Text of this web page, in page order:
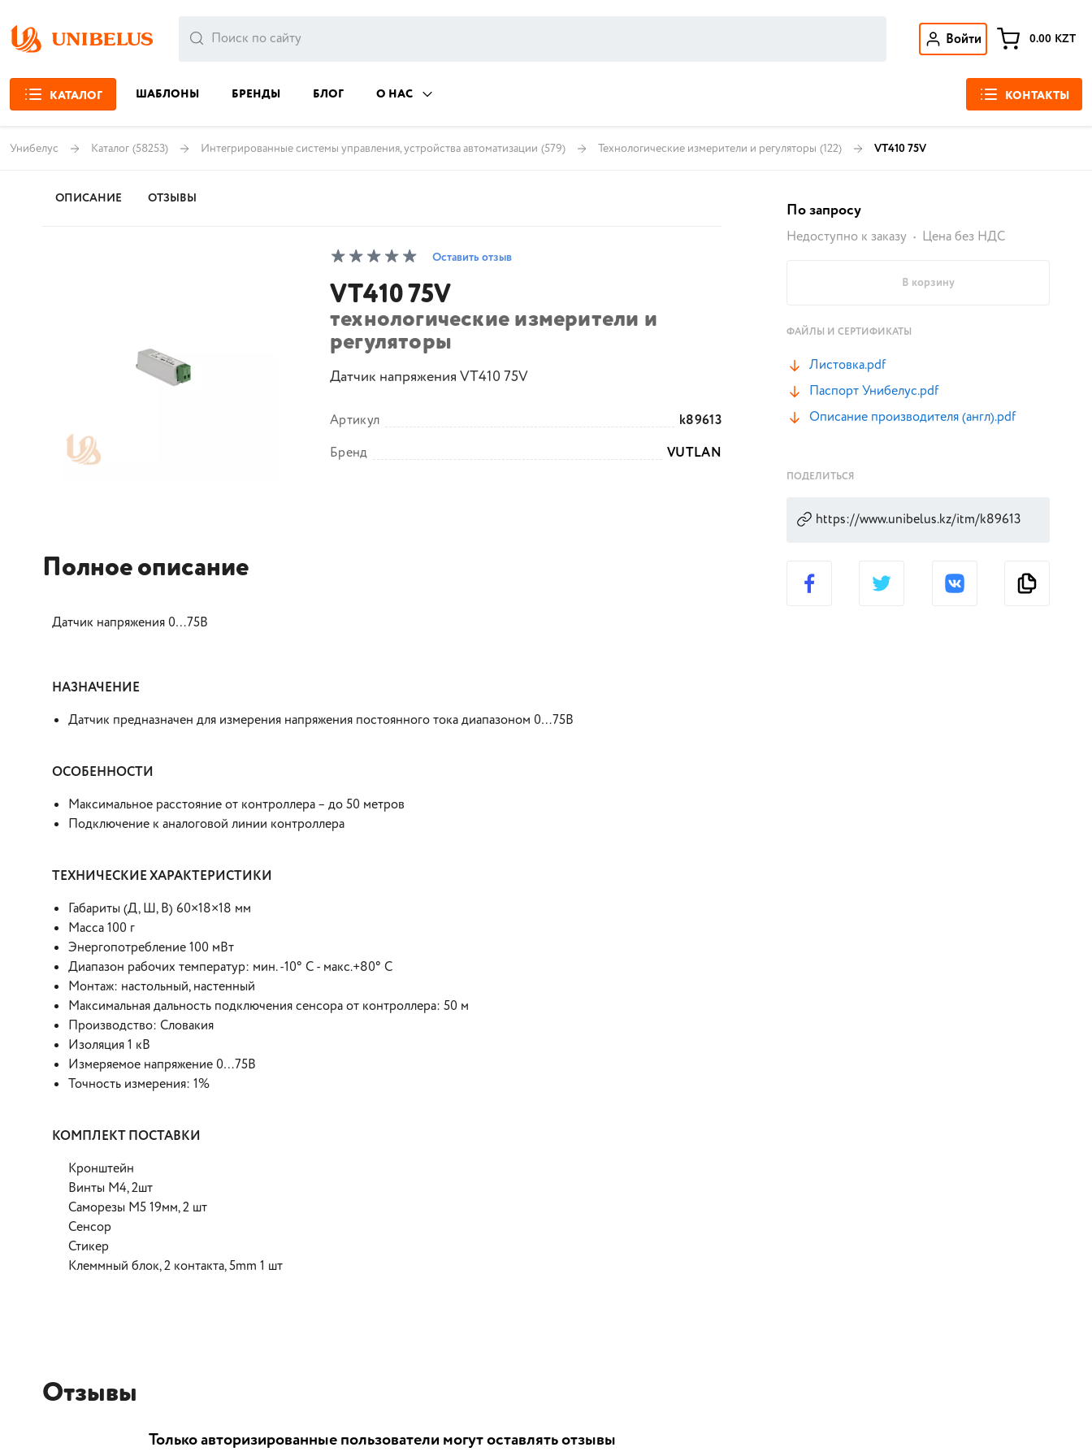
Войти 0.00 KZT
КАТАЛОГ ШАБЛОНЫ БРЕНДЫ БЛОГ О НАС КОНТАКТЫ
Унибелус Каталог (58253) Интегрированные системы управления, устройства автоматизации (579) Технологические измерители и регуляторы (122) VT410 75V
ОПИСАНИЕ ОТЗЫВЫ
Оставить отзыв
VT410 75V
технологические измерители и
регуляторы
Датчик напряжения VT410 75V
Артикул
k89613
Бренд
VUTLAN
Полное описание
Датчик напряжения 0…75В
НАЗНАЧЕНИЕ
Датчик предназначен для измерения напряжения постоянного тока диапазоном 0…75В
ОСОБЕННОСТИ
Максимальное расстояние от контроллера – до 50 метров
Подключение к аналоговой линии контроллера
ТЕХНИЧЕСКИЕ ХАРАКТЕРИСТИКИ
Габариты (Д, Ш, В) 60×18×18 мм
Масса 100 г
Энергопотребление 100 мВт
Диапазон рабочих температур: мин. -10° C - макс.+80° C
Монтаж: настольный, настенный
Максимальная дальность подключения сенсора от контроллера: 50 м
Производство: Словакия
Изоляция 1 кВ
Измеряемое напряжение 0…75В
Точность измерения: 1%
КОМПЛЕКТ ПОСТАВКИ
Кронштейн
Винты М4, 2шт
Саморезы M5 19мм, 2 шт
Сенсор
Стикер
Клеммный блок, 2 контакта, 5mm 1 шт
Отзывы
Только авторизированные пользователи могут оставлять отзывы
По запросу
Недоступно к заказу Цена без НДС
В корзину
ФАЙЛЫ И СЕРТИФИКАТЫ
Листовка.pdf
Паспорт Унибелус.pdf
Описание производителя (англ).pdf
ПОДЕЛИТЬСЯ